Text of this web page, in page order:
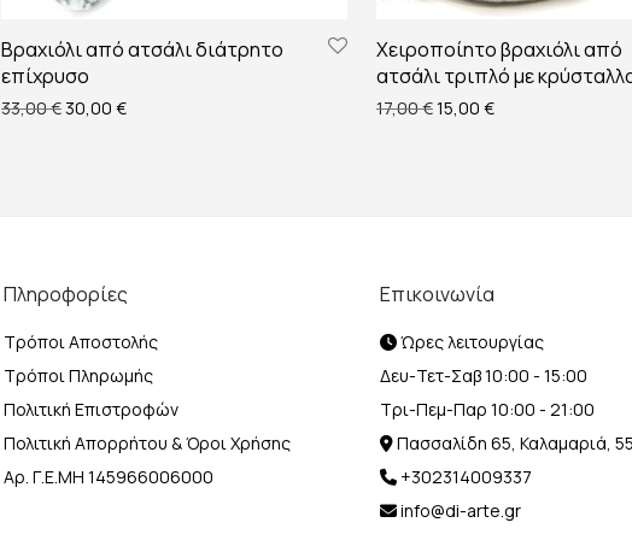
Βραχιόλι από ατσάλι διάτρητο
επίχρυσο
33,00€ Original price was: 33,00 €.
30,00 €Η τρέχουσα τιμή είναι: 30,00 €.
Χειροποίητο βραχιόλι από
ατσάλι τριπλό με
17,00€Original price was: 17,00 €.
15,00 €Η τρέχουσα τιμή
Πληροφορίες
Τρόποι Αποστολής
Τρόποι Πληρωμής
Πολιτική Επιστροφών
Πολιτική Απορρήτου & Όροι Χρήσης
Αρ. Γ.Ε.ΜΗ 145966006000
Επικοινωνία
Ώρες λειτουργίας
Δευ-Τετ-Σαβ 10:00 - 15:00
Τρι-Πεμ-Παρ 10:00 - 21:00
Πασσαλίδη 65, Καλαμαριά,
+302314009337
info@di-arte.gr